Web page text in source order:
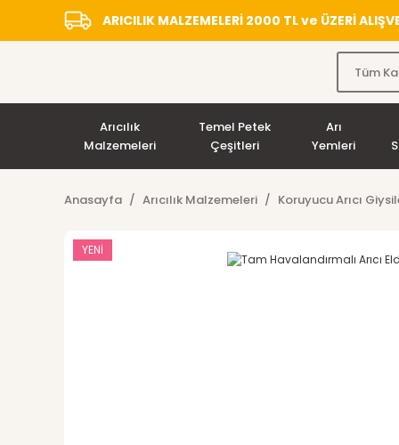
ARICILIK MALZEMELERİ 2000 TL ve ÜZERİ
Arıcılık
Malzemeleri
Temel Petek
Çeşitleri
Arı
Yemleri
Anasayfa Arıcılık Malzemeleri Koruyucu Arıcı
YENİ